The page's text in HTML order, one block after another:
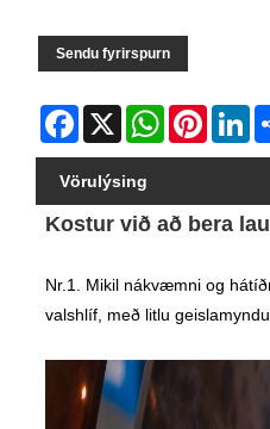
Sendu fyrirspurn
Facebook
X WhatsApp
Vörulýsing
Kostur við að bera
Nr.1. Mikil nákvæmni og
valshlíf, með litlu